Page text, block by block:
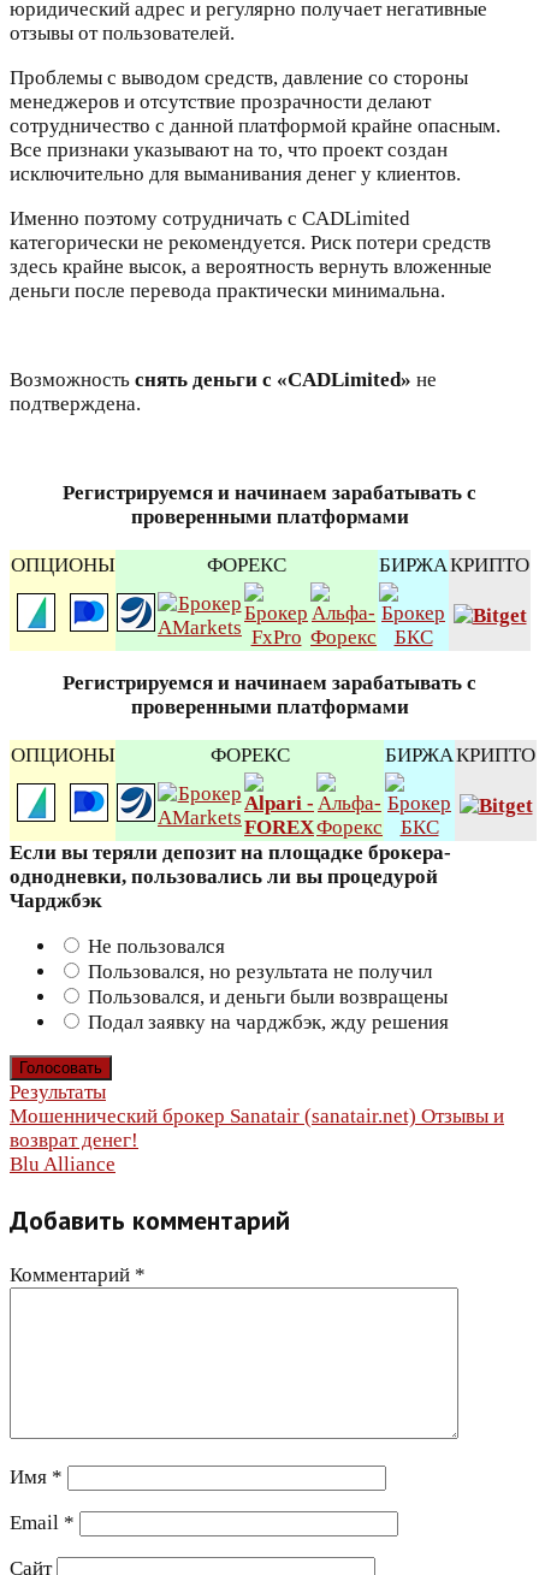
юридический адрес и регулярно получает негативные
отзывы от пользователей.
Проблемы с выводом средств, давление со стороны
менеджеров и отсутствие прозрачности делают
сотрудничество с данной платформой крайне опасным.
Все признаки указывают на то, что проект создан
исключительно для выманивания денег у клиентов.
Именно поэтому сотрудничать с CADLimited
категорически не рекомендуется. Риск потери средств
здесь крайне высок, а вероятность вернуть вложенные
деньги после перевода практически минимальна.
Возможность снять деньги с «CADLimited» не
подтверждена.
Регистрируемся и начинаем зарабатывать с
проверенными платформами
ОПЦИОНЫ ФОРЕКС БИРЖАКРИПТО
Регистрируемся и начинаем зарабатывать с
проверенными платформами
ОПЦИОНЫ ФОРЕКС БИРЖАКРИПТО
Если вы теряли депозит на площадке брокера-
однодневки, пользовались ли вы процедурой
Чарджбэк
Не пользовался
Пользовался, но результата не получил
Пользовался, и деньги были возвращены
Подал заявку на чарджбэк, жду решения
Результаты
Навигация
по
записям
Мошеннический брокер Sanatair (sanatair.net) Отзывы и
возврат денег!
Blu Alliance
Добавить комментарий
Комментарий *
Имя *
Email *
Сайт